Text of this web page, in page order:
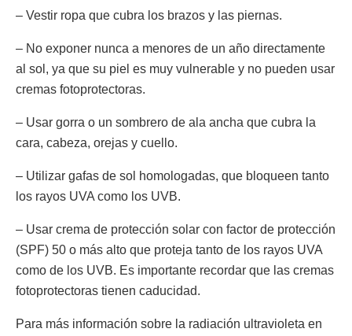
– Vestir ropa que cubra los brazos y las piernas.
– No exponer nunca a menores de un año directamente
al sol, ya que su piel es muy vulnerable y no pueden usar
cremas fotoprotectoras.
– Usar gorra o un sombrero de ala ancha que cubra la
cara, cabeza, orejas y cuello.
– Utilizar gafas de sol homologadas, que bloqueen tanto
los rayos UVA como los UVB.
– Usar crema de protección solar con factor de protección
(SPF) 50 o más alto que proteja tanto de los rayos UVA
como de los UVB. Es importante recordar que las cremas
fotoprotectoras tienen caducidad.
Para más información sobre la radiación ultravioleta en